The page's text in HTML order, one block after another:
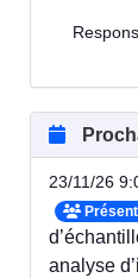
23/11/26
analyse